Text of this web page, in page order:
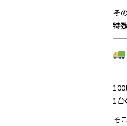
そ
特
1台
そ